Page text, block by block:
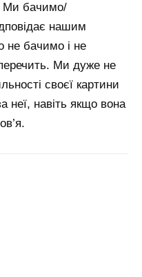
Ми бачимо/
нашим
не бачимо і не
Ми дуже не
своєї картини
неї, навіть якщо вона